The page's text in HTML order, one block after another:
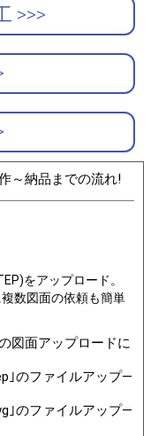
>>>
～納品までの流れ!
をアップロード。
数図面の依頼も簡単
図面アップロードに
｣のファイルアップ―
｣のファイルアップ―